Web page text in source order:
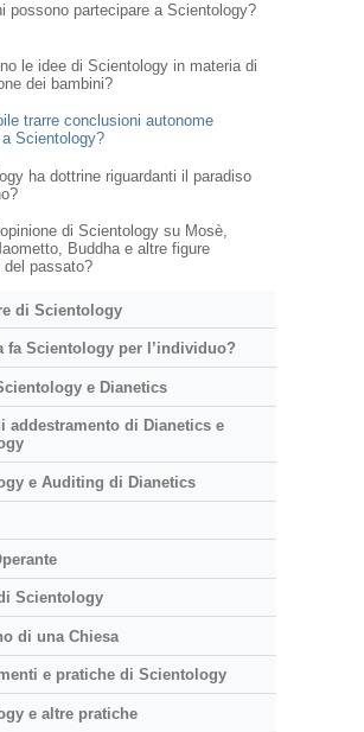
possono partecipare a Scientology?
le idee di Scientology in materia di
dei bambini?
trarre conclusioni autonome
Scientology?
ha dottrine riguardanti il paradiso
di Scientology su Mosè,
Buddha e altre figure
del passato?
di Scientology
fa Scientology per l’individuo?
e Dianetics
addestramento di Dianetics e
e Auditing di Dianetics
Scientology
di una Chiesa
e pratiche di Scientology
e altre pratiche